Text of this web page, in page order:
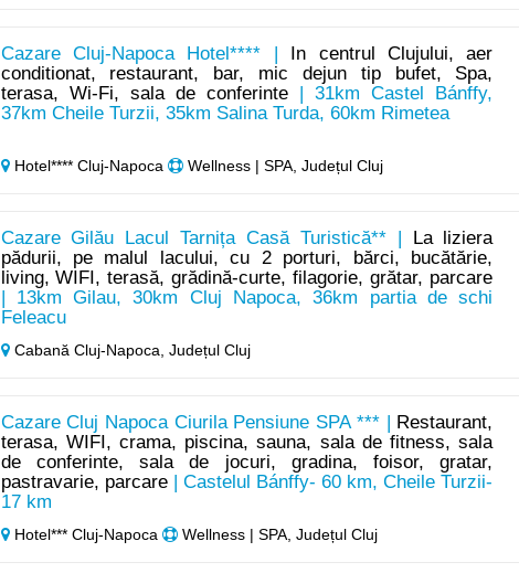
Cazare Cluj-Napoca Hotel**** |
In centrul Clujului, aer
conditionat, restaurant, bar, mic dejun tip bufet, Spa,
terasa, Wi-Fi, sala de conferinte| 31km Castel Bánffy,
37km Cheile Turzii, 35km Salina Turda, 60km Rimetea
Hotel**** Cluj-Napoca Wellness | SPA, Județul Cluj
Cazare Gilău Lacul Tarnița Casă Turistică** |
La liziera
pădurii, pe malul lacului, cu 2 porturi, bărci, bucătărie,
living, WIFI, terasă, grădină-curte, filagorie, grătar, parcare
| 13km Gilau, 30km Cluj Napoca, 36km partia de schi
Feleacu
Cabană Cluj-Napoca, Județul Cluj
Cazare Cluj Napoca Ciurila Pensiune SPA *** |
Restaurant,
terasa, WIFI, crama, piscina, sauna, sala de fitness, sala
de conferinte, sala de jocuri, gradina, foisor, gratar,
pastravarie, parcare| Castelul Bánffy- 60 km, Cheile Turzii-
17 km
Hotel*** Cluj-Napoca Wellness | SPA, Județul Cluj